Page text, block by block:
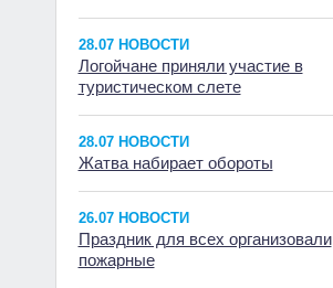
28.07 НОВОСТИ
Логойчане приняли участие в
туристическом слете
28.07 НОВОСТИ
Жатва набирает обороты
26.07 НОВОСТИ
Праздник для всех организовали
пожарные